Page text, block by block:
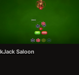
Saloon